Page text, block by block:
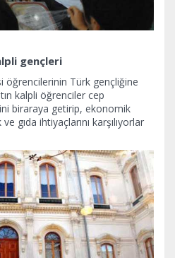
gençleri
öğrencilerinin Türk gençliğine
kalpli öğrenciler cep
biraraya getirip, ekonomik
gıda ihtiyaçlarını karşılıyorlar